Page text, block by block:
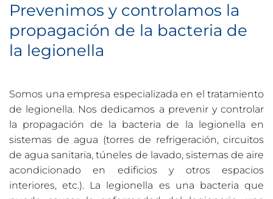
Prevenimos y controlamos la
propagación de la bacteria de
la legionella
Somos una empresa especializada en el tratamiento
de legionella. Nos dedicamos a prevenir y controlar
la propagación de la bacteria de la legionella en
sistemas de agua (torres de refrigeración, circuitos
de agua sanitaria, túneles de lavado, sistemas de aire
acondicionado en edificios y otros espacios
interiores, etc.). La legionella es una bacteria que